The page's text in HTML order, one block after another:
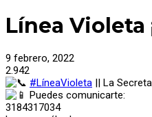
Línea Violeta
9 febrero, 2022
2.942
#LíneaVioleta || La
Puedes comunicarte:
3184317034